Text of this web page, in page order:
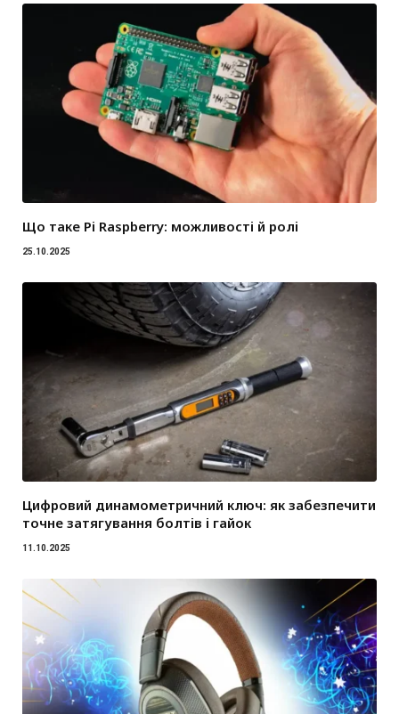
Що таке Pi Raspberry: можливості й ролі
25.10.2025
Цифровий динамометричний ключ: як забезпечити
точне затягування болтів і гайок
11.10.2025